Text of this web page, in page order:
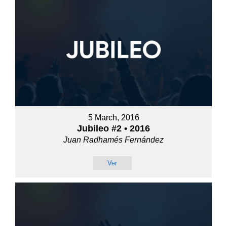
5 March, 2016
Jubileo #2 • 2016
Juan Radhamés Fernández
Ver